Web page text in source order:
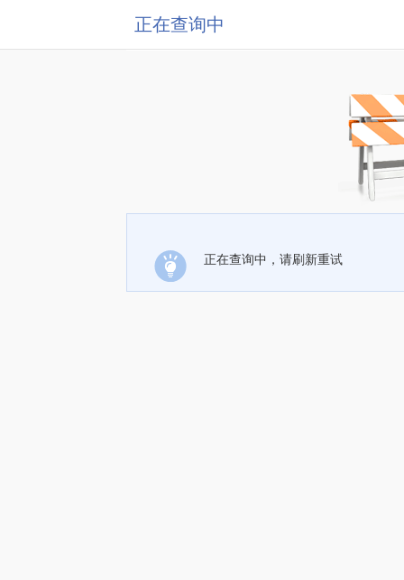
正在查询中
正在查询中，请刷新重试